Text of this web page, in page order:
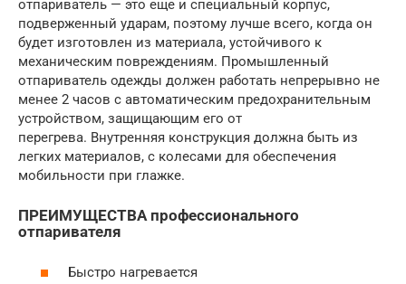
отпариватель — это еще и специальный корпус,
подверженный ударам, поэтому лучше всего, когда он
будет изготовлен из материала, устойчивого к
механическим повреждениям. Промышленный
отпариватель одежды должен работать непрерывно не
менее 2 часов с автоматическим предохранительным
устройством, защищающим его от
перегрева. Внутренняя конструкция должна быть из
легких материалов, с колесами для обеспечения
мобильности при глажке.
ПРЕИМУЩЕСТВА профессионального
отпаривателя
Быстро нагревается